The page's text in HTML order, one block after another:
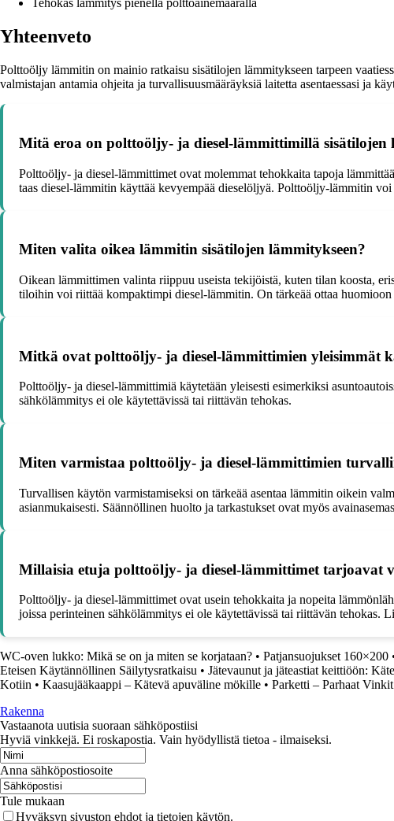
Tehokas lämmitys pienellä polttoainemäärällä
Yhteenveto
Polttoöljy lämmitin on mainio ratkaisu sisätilojen lämmitykseen tarpeen
valmistajan antamia ohjeita ja turvallisuusmääräyksiä laitetta asentaessasi ja
Mitä eroa on polttoöljy- ja diesel-lämmittimillä sisätilojen
Polttoöljy- ja diesel-lämmittimet ovat molemmat tehokkaita tapoja
taas diesel-lämmitin käyttää kevyempää dieselöljyä. Polttoöljy-lämmitin
Miten valita oikea lämmitin sisätilojen lämmitykseen?
Oikean lämmittimen valinta riippuu useista tekijöistä, kuten tilan koosta,
tiloihin voi riittää kompaktimpi diesel-lämmitin. On tärkeää ottaa
Mitkä ovat polttoöljy- ja diesel-lämmittimien yleisimmät
Polttoöljy- ja diesel-lämmittimiä käytetään yleisesti esimerkiksi
sähkölämmitys ei ole käytettävissä tai riittävän tehokas.
Miten varmistaa polttoöljy- ja diesel-lämmittimien
Turvallisen käytön varmistamiseksi on tärkeää asentaa lämmitin oikein
asianmukaisesti. Säännöllinen huolto ja tarkastukset ovat myös
Millaisia etuja polttoöljy- ja diesel-lämmittimet tarjoavat
Polttoöljy- ja diesel-lämmittimet ovat usein tehokkaita ja nopeita
joissa perinteinen sähkölämmitys ei ole käytettävissä tai riittävän
WC-oven lukko: Mikä se on ja miten se korjataan? • Patjansuojukset 160×200
Eteisen Käytännöllinen Säilytysratkaisu • Jätevaunut ja jäteastiat keittiöön:
Kotiin • Kaasujääkaappi – Kätevä apuväline mökille • Parketti – Parhaat
Rakenna
Vastaanota uutisia suoraan sähköpostiisi
Hyviä vinkkejä. Ei roskapostia. Vain hyödyllistä tietoa - ilmaiseksi.
Anna sähköpostiosoite
Tule mukaan
Hyväksyn sivuston ehdot ja tietojen käytön.